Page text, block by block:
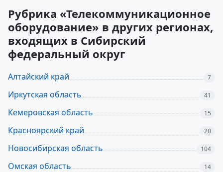
Рубрика «Телекоммуникационное
оборудование» в других регионах,
входящих в Сибирский
федеральный округ
Алтайский край 7
Иркутская область 41
Кемеровская область 15
Красноярский край 20
Новосибирская область 104
Омская область 14